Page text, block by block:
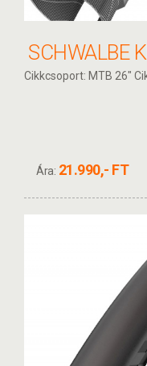
Cikkcsoport: MTB 26"
Ára: 21.990,- FT